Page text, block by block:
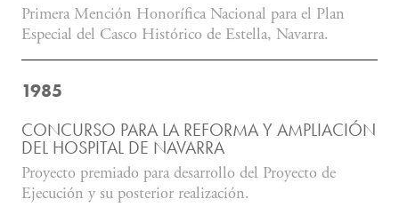
Primera Mención Honorífica Nacional para el Plan
Especial del Casco Histórico de Estella, Navarra.
1985
CONCURSO PARA LA REFORMA Y AMPLIACIÓN
DEL HOSPITAL DE NAVARRA
Proyecto premiado para desarrollo del Proyecto de
Ejecución y su posterior realización.